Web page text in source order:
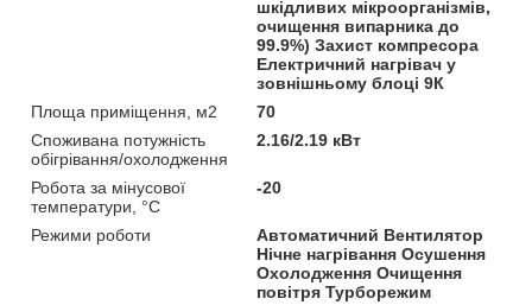
шкідливих мікроорганізмів,
очищення випарника до
99.9%) Захист компресора
Електричний нагрівач у
зовнішньому блоці 9К
Площа приміщення, м2
70
Споживана потужність
обігрівання/охолодження
2.16/2.19 кВт
Робота за мінусової
температури, °C
-20
Режими роботи
Автоматичний Вентилятор
Нічне нагрівання Осушення
Охолодження Очищення
повітря Турборежим